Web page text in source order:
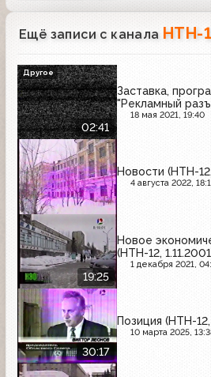
Ещё записи с канала НТН-
02:41
Заставка,
"Рекламный
18 мая 2021, 19:40
Другое
Новости (НТН-
4 августа 2022,
19:25
Новое
(НТН-12,
1 декабря 2021,
30:17
Позиция (НТН-12,
10 марта 2025,